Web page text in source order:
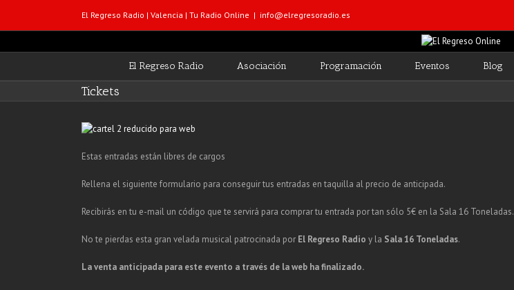
El Regreso Radio | Valencia | Tu Radio Online | info@elregresoradio.es
El Regreso Radio Asociación Programación Eventos Blog
Tickets
Estas entradas están libres de cargos
Rellena el siguiente formulario para conseguir tus entradas en taquilla al precio de anticipada.
Recibirás en tu e-mail un código que te servirá para comprar tu entrada por tan sólo 5€ en la Sala 16 Toneladas.
No te pierdas esta gran velada musical patrocinada por El Regreso Radio y la Sala 16 Toneladas.
La venta anticipada para este evento a través de la web ha finalizado.